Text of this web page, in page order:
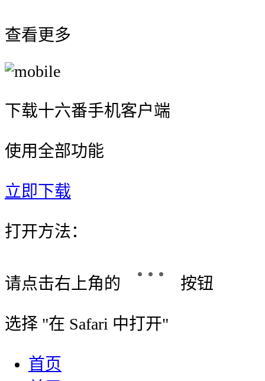
查看更多
下载十六番手机客户端
使用全部功能
立即下载
打开方法：
请点击右上角的 按钮
选择 "在 Safari 中打开"
首页